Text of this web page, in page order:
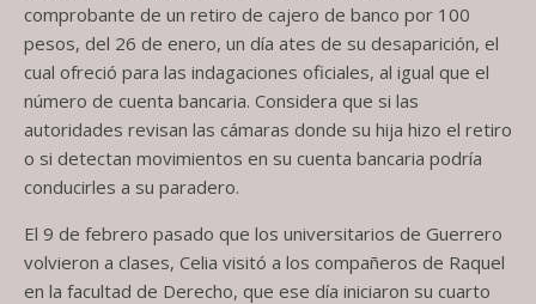
comprobante de un retiro de cajero de banco por 100
pesos, del 26 de enero, un día ates de su desaparición, el
cual ofreció para las indagaciones oficiales, al igual que el
número de cuenta bancaria. Considera que si las
autoridades revisan las cámaras donde su hija hizo el retiro
o si detectan movimientos en su cuenta bancaria podría
conducirles a su paradero.
El 9 de febrero pasado que los universitarios de Guerrero
volvieron a clases, Celia visitó a los compañeros de Raquel
en la facultad de Derecho, que ese día iniciaron su cuarto